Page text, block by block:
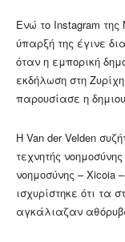
Ενώ το Instagram
ύπαρξή της έγινε
όταν η εμπορική
εκδήλωση στη
παρουσίασε η
Η Van der Velden
τεχνητής
νοημοσύνης – Xicoia
ισχυρίστηκε ότι τα
αγκάλιαζαν